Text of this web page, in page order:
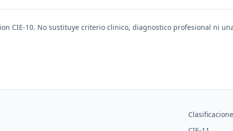
CIE-10. No sustituye criterio clinico, diagnostico profesional ni